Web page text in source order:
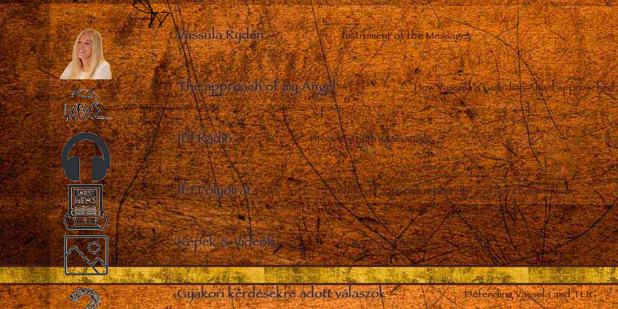
Vassula Rydén– Instrument of the Messages
The approach of my Angel– How Vassula’s Guardian Angel
IÉI Rádió– Broadcasts the Messages
IÉI Folyóirat– Worldwide activities reportings and spiritual teachings
Képek & Videók– Various material
Gyakori kérdésekre adott válaszok– Defending Vassula and TLIG